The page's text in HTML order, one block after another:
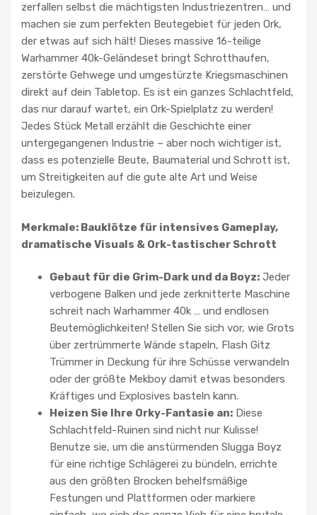
zerfallen selbst die mächtigsten Industriezentren… und
machen sie zum perfekten Beutegebiet für jeden Ork,
der etwas auf sich hält! Dieses massive 16-teilige
Warhammer 40k-Geländeset bringt Schrotthaufen,
zerstörte Gehwege und umgestürzte Kriegsmaschinen
direkt auf dein Tabletop. Es ist ein ganzes Schlachtfeld,
das nur darauf wartet, ein Ork-Spielplatz zu werden!
Jedes Stück Metall erzählt die Geschichte einer
untergegangenen Industrie – aber noch wichtiger ist,
dass es potenzielle Beute, Baumaterial und Schrott ist,
um Streitigkeiten auf die gute alte Art und Weise
beizulegen.
Merkmale: Bauklötze für intensives Gameplay,
dramatische Visuals & Ork-tastischer Schrott
Gebaut für die Grim-Dark und da Boyz: Jeder
verbogene Balken und jede zerknitterte Maschine
schreit nach Warhammer 40k … und endlosen
Beutemöglichkeiten! Stellen Sie sich vor, wie Grots
über zertrümmerte Wände stapeln, Flash Gitz
Trümmer in Deckung für ihre Schüsse verwandeln
oder der größte Mekboy damit etwas besonders
Kräftiges und Explosives basteln kann.
Heizen Sie Ihre Orky-Fantasie an: Diese
Schlachtfeld-Ruinen sind nicht nur Kulisse!
Benutze sie, um die anstürmenden Slugga Boyz
für eine richtige Schlägerei zu bündeln, errichte
aus den größten Brocken behelfsmäßige
Festungen und Plattformen oder markiere